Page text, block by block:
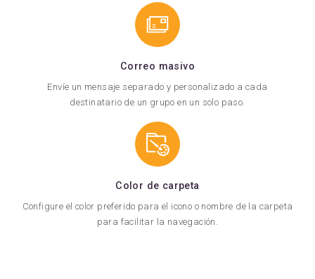
Correo masivo
Envíe un mensaje separado y personalizado a cada
destinatario de un grupo en un solo paso.
Color de carpeta
Configure el color preferido para el icono o nombre de la carpeta
para facilitar la navegación.